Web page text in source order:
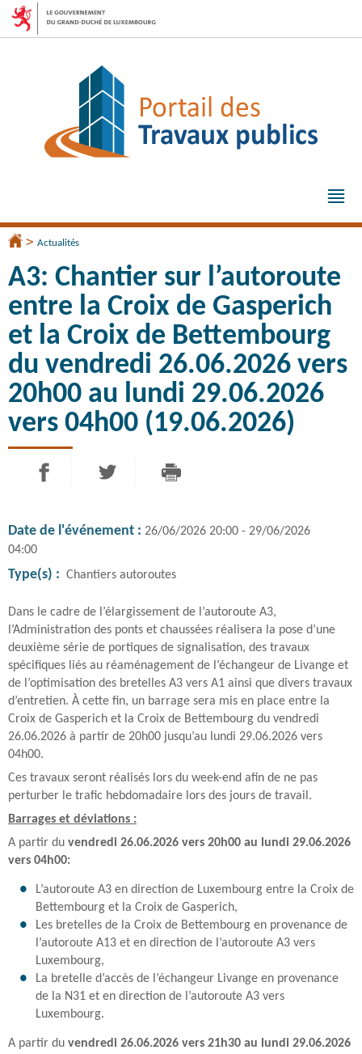
Aller
Aller
Accueil
> Actualités
A3: Chantier sur l’autoroute
entre la Croix de Gasperich
et la Croix de Bettembourg
du vendredi 26.06.2026 vers
20h00 au lundi 29.06.2026
vers 04h00 (19.06.2026)
PARTAGER SUR FACEBOOK
PARTAGER SUR TWITTER
Date de l'événement : 26/06/2026 20:00 - 29/06/2026
04:00
Type(s) : Chantiers autoroutes
Dans le cadre de l’élargissement de l’autoroute A3,
l’Administration des ponts et chaussées réalisera la pose d’une
deuxième série de portiques de signalisation, des travaux
spécifiques liés au réaménagement de l’échangeur de Livange et
de l’optimisation des bretelles A3 vers A1 ainsi que divers travaux
d’entretien. À cette fin, un barrage sera mis en place entre la
Croix de Gasperich et la Croix de Bettembourg du vendredi
26.06.2026 à partir de 20h00 jusqu’au lundi 29.06.2026 vers
04h00.
Ces travaux seront réalisés lors du week-end afin de ne pas
perturber le trafic hebdomadaire lors des jours de travail.
Barrages et déviations :
A partir du vendredi 26.06.2026 vers 20h00 au lundi 29.06.2026
vers 04h00:
L’autoroute A3 en direction de Luxembourg entre la Croix de
Bettembourg et la Croix de Gasperich,
Les bretelles de la Croix de Bettembourg en provenance de
l’autoroute A13 et en direction de l’autoroute A3 vers
Luxembourg,
La bretelle d’accès de l’échangeur Livange en provenance
de la N31 et en direction de l’autoroute A3 vers
Luxembourg.
A partir du vendredi 26.06.2026 vers 21h30 au lundi 29.06.2026